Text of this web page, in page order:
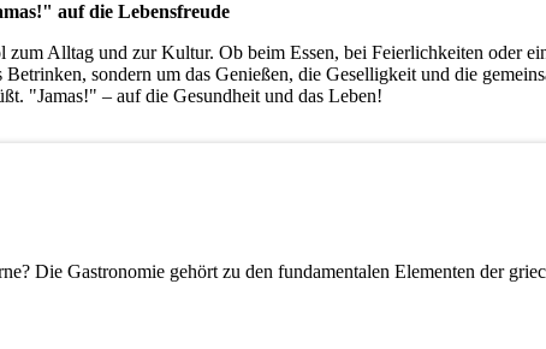
auf die Lebensfreude
Alltag und zur Kultur. Ob beim Essen, bei Feierlichkeiten oder
sondern um das Genießen, die Geselligkeit und die
"Jamas!" – auf die Gesundheit und das Leben!
Die Gastronomie gehört zu den fundamentalen Elementen der